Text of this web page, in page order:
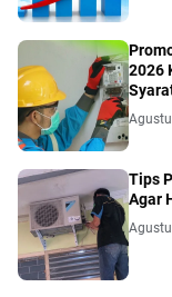
2026
Tips
Agar